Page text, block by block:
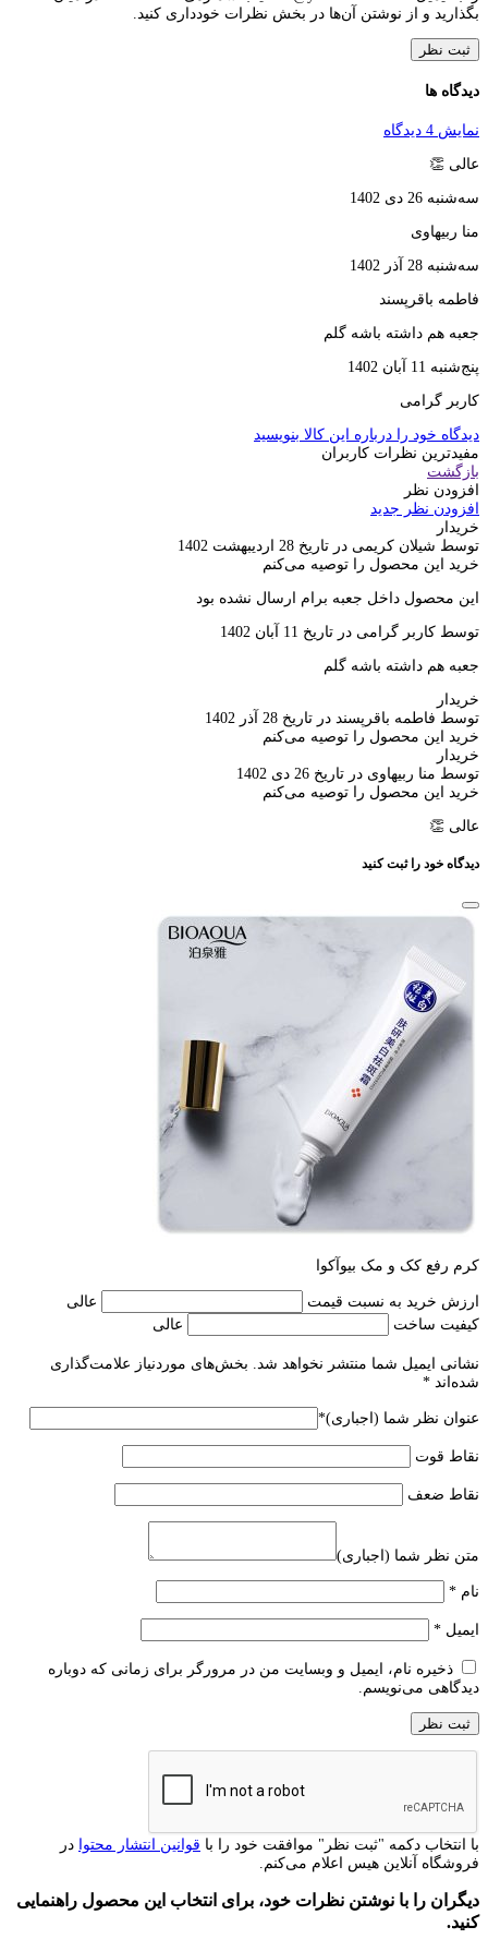
بگذارید و از نوشتن آن‌ها در بخش نظرات خودداری کنید.
ثبت نظر
دیدگاه ها
نمایش 4 دیدگاه
عالی 👏
سه‌شنبه 26 دی 1402
منا ربیهاوی
سه‌شنبه 28 آذر 1402
فاطمه باقرپسند
جعبه هم داشته باشه گلم
پنج‌شنبه 11 آبان 1402
کاربر گرامی
دیدگاه خود را درباره این کالا بنویسید
مفیدترین نظرات کاربران
بازگشت
افزودن نظر
افزودن نظر جدید
خریدار
توسط شیلان کریمی در تاریخ 28 اردیبهشت 1402
خرید این محصول را توصیه می‌کنم
این محصول داخل جعبه برام ارسال نشده بود
توسط کاربر گرامی در تاریخ 11 آبان 1402
جعبه هم داشته باشه گلم
خریدار
توسط فاطمه باقرپسند در تاریخ 28 آذر 1402
خرید این محصول را توصیه می‌کنم
خریدار
توسط منا ربیهاوی در تاریخ 26 دی 1402
خرید این محصول را توصیه می‌کنم
عالی 👏
دیدگاه خود را ثبت کنید
کرم رفع کک و مک بیوآکوا
ارزش خرید به نسبت قیمت
عالی
کیفیت ساخت
عالی
نشانی ایمیل شما منتشر نخواهد شد.
بخش‌های موردنیاز علامت‌گذاری
شده‌اند *
عنوان نظر شما (اجباری)*
نقاط قوت
نقاط ضعف
متن نظر شما (اجباری)
نام *
ایمیل *
ذخیره نام، ایمیل و وبسایت من در مرورگر برای زمانی که دوباره
دیدگاهی می‌نویسم.
با انتخاب دکمه "ثبت نظر" موافقت خود را با قوانین انتشار محتوا در
فروشگاه آنلاین هیس اعلام می‌کنم.
دیگران را با نوشتن نظرات خود، برای انتخاب این محصول راهنمایی
کنید.